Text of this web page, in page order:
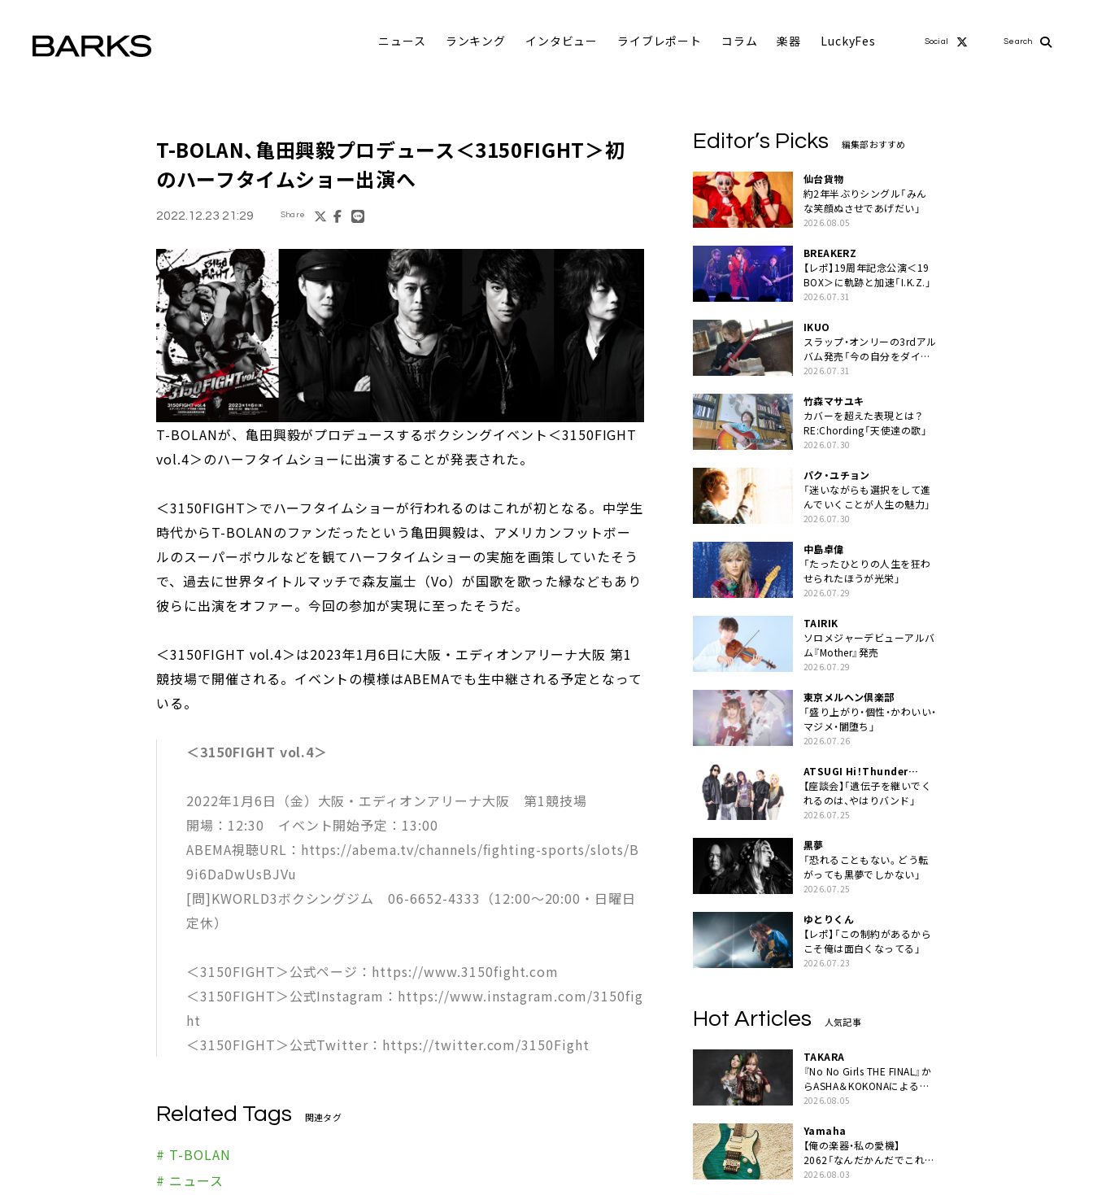
ニュース ランキング インタビュー ライブレポート コラム 楽器 LuckyFes Social Search
T-BOLAN、亀田興毅プロデュース＜3150FIGHT＞初
のハーフタイムショー出演へ
2022.12.23 21:29 Share
T-BOLANが、亀田興毅がプロデュースするボクシングイベント＜3150FIGHT
vol.4＞のハーフタイムショーに出演することが発表された。
＜3150FIGHT＞でハーフタイムショーが行われるのはこれが初となる。中学生
時代からT-BOLANのファンだったという亀田興毅は、アメリカンフットボー
ルのスーパーボウルなどを観てハーフタイムショーの実施を画策していたそう
で、過去に世界タイトルマッチで森友嵐士（Vo）が国歌を歌った縁などもあり
彼らに出演をオファー。今回の参加が実現に至ったそうだ。
＜3150FIGHT vol.4＞は2023年1月6日に大阪・エディオンアリーナ大阪 第1
競技場で開催される。イベントの模様はABEMAでも生中継される予定となって
いる。
＜3150FIGHT vol.4＞
2022年1月6日（金）大阪・エディオンアリーナ大阪 第1競技場
開場：12:30 イベント開始予定：13:00
ABEMA視聴URL：https://abema.tv/channels/fighting-sports/slots/B
9i6DaDwUsBJVu
[問]KWORLD3ボクシングジム 06-6652-4333（12:00〜20:00・日曜日
定休）
＜3150FIGHT＞公式ページ：https://www.3150fight.com
＜3150FIGHT＞公式Instagram：https://www.instagram.com/3150fig
ht
＜3150FIGHT＞公式Twitter：https://twitter.com/3150Fight
Related Tags 関連タグ
# T-BOLAN
# ニュース
Editor’s Picks 編集部おすすめ
仙台貨物
約2年半ぶりシングル「みん
な笑顔ぬさせであげだい」
2026.08.05
BREAKERZ
【レポ】19周年記念公演＜19
BOX＞に軌跡と加速「I.K.Z.」
2026.07.31
IKUO
スラップ・オンリーの3rdアル
バム発売「今の自分をダイレ
クトに」
2026.07.31
竹森マサユキ
カバーを超えた表現とは？
RE:Chording「天使達の歌」
2026.07.30
パク・ユチョン
「迷いながらも選択をして進
んでいくことが人生の魅力」
2026.07.30
中島卓偉
「たったひとりの人生を狂わ
せられたほうが光栄」
2026.07.29
TAIRIK
ソロメジャーデビューアルバ
ム『Mother』発売
2026.07.29
東京メルヘン倶楽部
「盛り上がり・個性・かわいい・
マジメ・闇堕ち」
2026.07.26
ATSUGI Hi！Thunder
Rock Festival
【座談会】「遺伝子を継いでく
れるのは、やはりバンド」
2026.07.25
黒夢
「恐れることもない。どう転
がっても黒夢でしかない」
2026.07.25
ゆとりくん
【レポ】「この制約があるから
こそ俺は面白くなってる」
2026.07.23
Hot Articles 人気記事
TAKARA
『No No Girls THE FINAL』か
らASHA＆KOKONAによるユ
ニット・TAKARAがデビュー
2026.08.05
Yamaha
【俺の楽器・私の愛機】
2062「なんだかんだでこれが
1番」
2026.08.03